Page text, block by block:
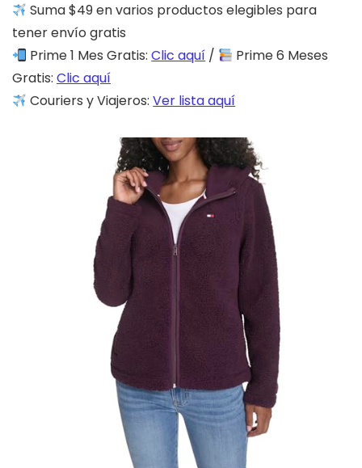
Suma $49 en varios productos elegibles para
tener envío gratis
Prime 1 Mes Gratis:Clic aquí /
Prime 6 Meses
Gratis: Clic aquí
Couriers y Viajeros:Ver lista aquí